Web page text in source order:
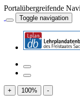
Portalübergreifende
Toggle navigation
+ 100% -